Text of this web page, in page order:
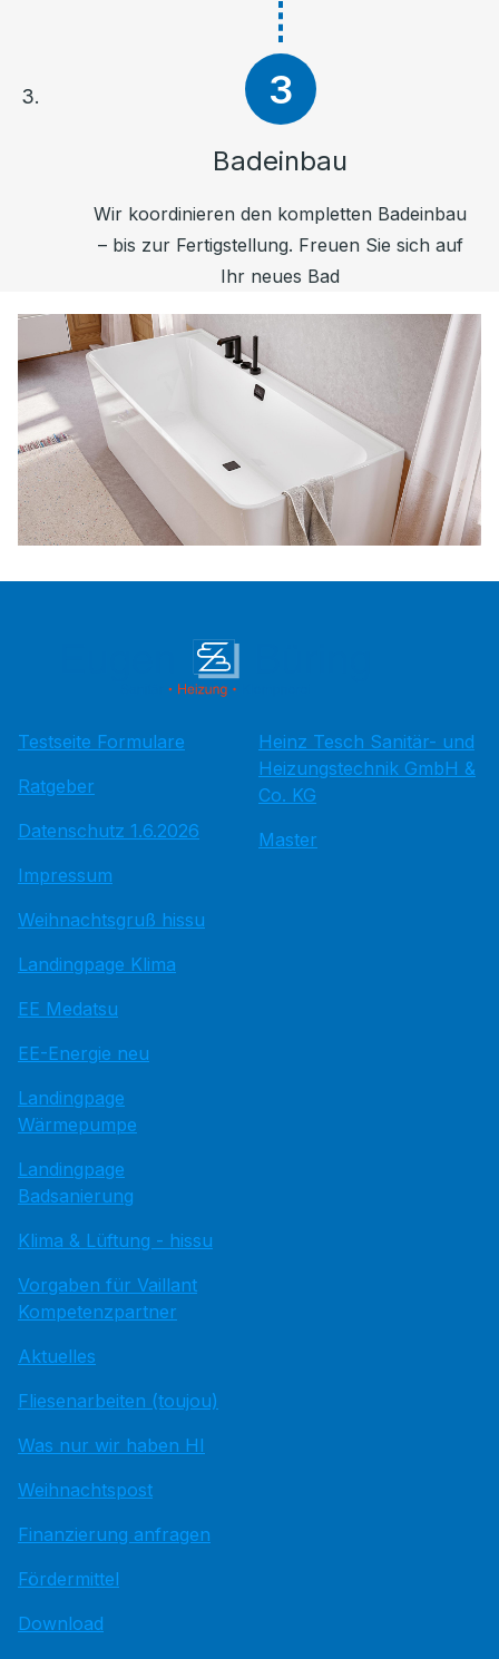
Badeinbau
Wir koordinieren den kompletten Badeinbau
– bis zur Fertigstellung. Freuen Sie sich auf
Ihr neues Bad
Testseite Formulare
Ratgeber
Datenschutz 1.6.2026
Impressum
Weihnachtsgruß hissu
Landingpage Klima
EE Medatsu
EE-Energie neu
Landingpage
Wärmepumpe
Landingpage
Badsanierung
Klima & Lüftung - hissu
Vorgaben für Vaillant
Kompetenzpartner
Aktuelles
Fliesenarbeiten (toujou)
Was nur wir haben HI
Weihnachtspost
Finanzierung anfragen
Fördermittel
Download
Heinz Tesch Sanitär- und
Heizungstechnik GmbH &
Co. KG
Master